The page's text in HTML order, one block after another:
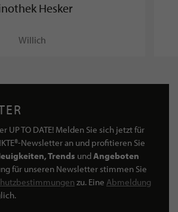
Hesker
Willich
UP TO DATE! Melden Sie sich jetzt für
Newsletter an und profitieren Sie
Trends undAngeboten
für unseren Newsletter stimmen Sie
zu. Eine Abmeldung